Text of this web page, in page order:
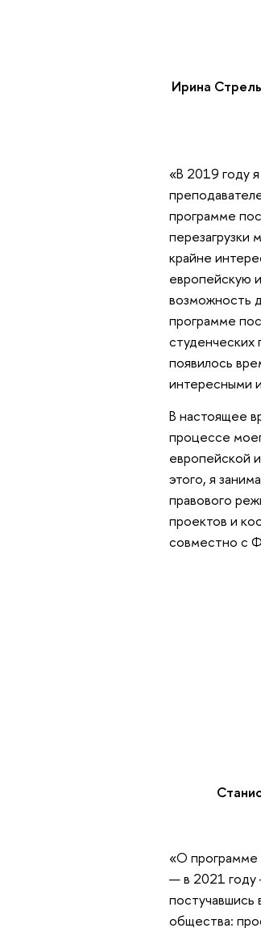
Ирина
«В 2019 году
программе
перезагрузки
крайне
европейскую
возможность
программе
студенческих
появилось
интересными
В настоящее
процессе
европейской
этого, я
правового
проектов и
совместно с
«О программе
— в 2021 году
общества: